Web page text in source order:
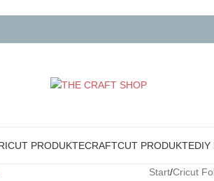
PRODUKTECRAFTCUT PRODUKTEDIY
Start/Cricut